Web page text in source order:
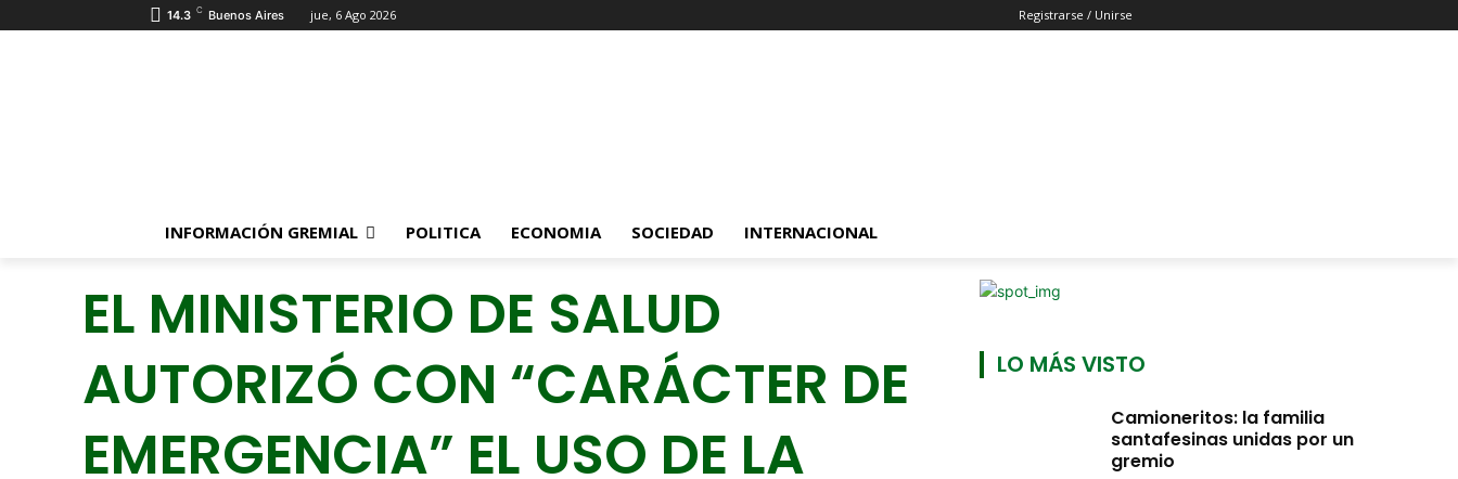
14.3 C Buenos Aires jue, 6 Ago 2026 Registrarse / Unirse
INFORMACIÓN GREMIAL POLITICA ECONOMIA SOCIEDAD INTERNACIONAL
EL MINISTERIO DE SALUD
AUTORIZÓ CON “CARÁCTER DE
EMERGENCIA” EL USO DE LA
LO MÁS VISTO
Camioneritos: la familia
santafesinas unidas por un
gremio